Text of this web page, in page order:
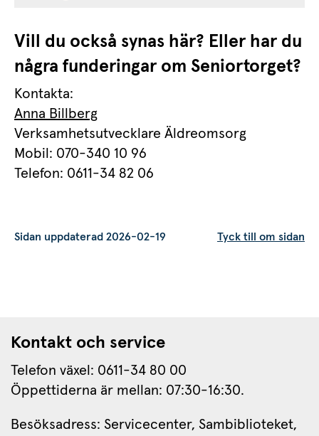
Vill du också synas här? Eller har du
några funderingar om Seniortorget?
Kontakta:
Anna Billberg
Verksamhetsutvecklare Äldreomsorg
Mobil: 070-340 10 96
Telefon: 0611-34 82 06
Sidan uppdaterad 2026-02-19 Tyck till om sidan
Kontakt och service
Telefon växel: 0611-34 80 00
Öppettiderna är mellan: 07:30-16:30.
Besöksadress: Servicecenter, Sambiblioteket,